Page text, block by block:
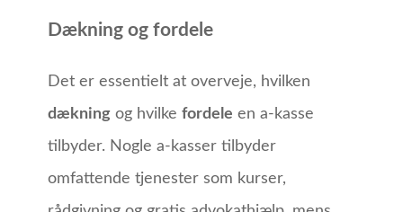
Dækning og fordele
Det er essentielt at overveje, hvilken
dækningog hvilke fordele en a-kasse
tilbyder. Nogle a-kasser tilbyder
omfattende tjenester som kurser,